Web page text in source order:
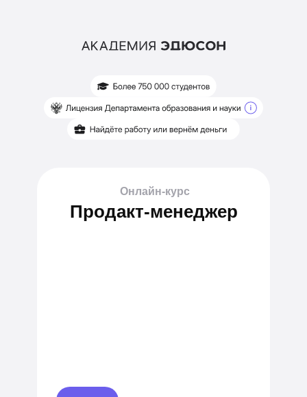
Продакт-менеджер
Онлайн-курс